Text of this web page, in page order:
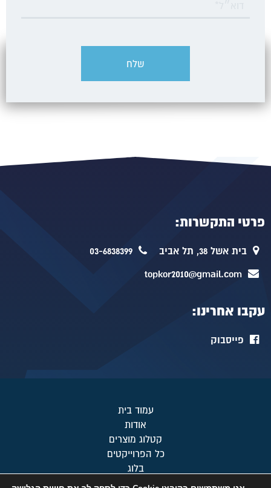
פרטי התקשרות:
בית אשל 38, תל אביב 03-6838399
topkor2010@gmail.com
עקבו אחרינו:
פייסבוק
עמוד בית
אודות
קטלוג מוצרים
כל הפרוייקטים
בלוג
מפת אתר